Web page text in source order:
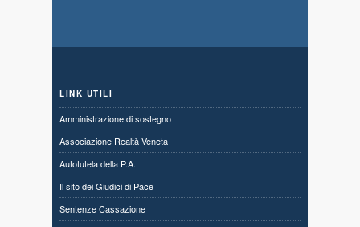
LINK UTILI
Amministrazione di sostegno
Associazione Realtà Veneta
Autotutela della P.A.
Il sito dei Giudici di Pace
Sentenze Cassazione